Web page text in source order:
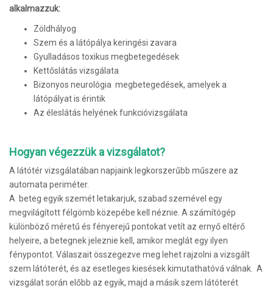
alkalmazzuk:
Zöldhályog
Szem és a látópálya keringési zavara
Gyulladásos toxikus megbetegedések
Kettőslátás vizsgálata
Bizonyos neurológia megbetegedések, amelyek a
látópályat is érintik
Az éleslátás helyének funkcióvizsgálata
Hogyan végezzük a vizsgálatot?
A látótér vizsgálatában napjaink legkorszerűbb műszere az
automata periméter.
A beteg egyik szemét letakarjuk, szabad szemével egy
megvilágított félgömb közepébe kell néznie. A számítógép
különböző méretű és fényerejű pontokat vetít az ernyő eltérő
helyeire, a betegnek jeleznie kell, amikor meglát egy ilyen
fénypontot. Válaszait összegezve meg lehet rajzolni a vizsgált
szem látóterét, és az esetleges kiesések kimutathatóvá válnak. A
vizsgálat során előbb az egyik, majd a másik szem látóterét